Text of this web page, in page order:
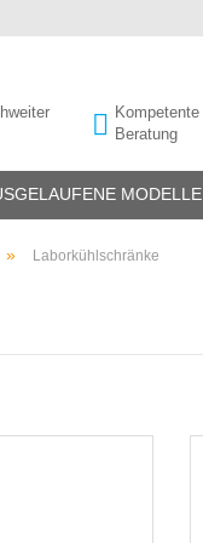
Kompetente
Beratung
Feuchtebestimmer
MODELLE
» Laborkühlschränke